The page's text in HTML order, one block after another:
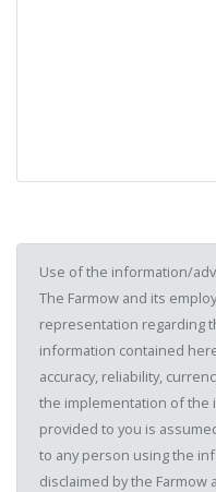
Use of the information/
The Farmow and its
representation regarding
information contained
accuracy, reliability,
the implementation of the
provided to you is
to any person using the
disclaimed by the Farmow